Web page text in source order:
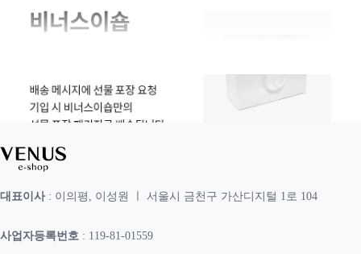
대표이사: 이의평, 이성원 ㅣ 서울시 금천구 가산디지털 1로 104
사업자등록번호 : 119-81-01559